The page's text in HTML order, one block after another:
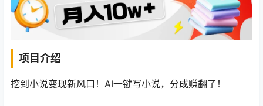
项目介绍
挖到小说变现新风口！AI一键写小说，分成赚翻了！